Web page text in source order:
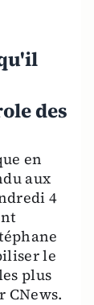
des
en
aux
4
le
plus
CNews.